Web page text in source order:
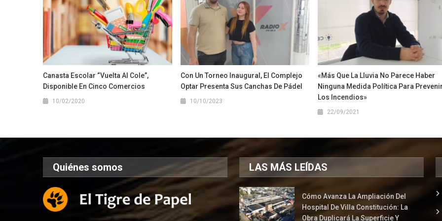
Canasta Escolar “Vuelta Al Cole”,
Disponible En Cinco Comercios
10/02/2020
Con Un Torneo Inaugural, El Complejo
Optar Presenta Sus Canchas De Pádel
10/10/2023
«Más Que La Lluvia No Parece Haber
Ninguna Medida Política Para
Los Incendios»
22/09/2021
Quiénes somos LAS MÁS LEÍDAS
Cómo Avanza La Ampliación Del
Hospital De Villa Constitución: La
Obra Duplicará La Superficie Y